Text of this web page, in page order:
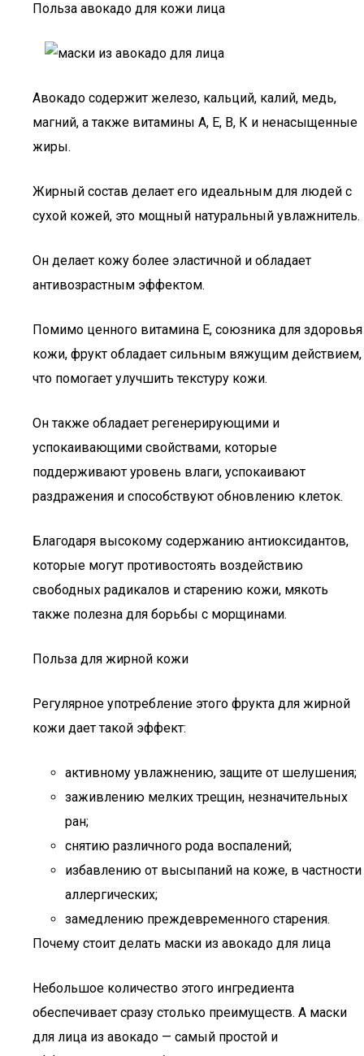
Польза авокадо для кожи лица
Авокадо содержит железо, кальций, калий, медь,
магний, а также витамины А, Е, В, К и ненасыщенные
жиры.
Жирный состав делает его идеальным для людей с
сухой кожей, это мощный натуральный увлажнитель.
Он делает кожу более эластичной и обладает
антивозрастным эффектом.
Помимо ценного витамина Е, союзника для здоровья
кожи, фрукт обладает сильным вяжущим действием,
что помогает улучшить текстуру кожи.
Он также обладает регенерирующими и
успокаивающими свойствами, которые
поддерживают уровень влаги, успокаивают
раздражения и способствуют обновлению клеток.
Благодаря высокому содержанию антиоксидантов,
которые могут противостоять воздействию
свободных радикалов и старению кожи, мякоть
также полезна для борьбы с морщинами.
Польза для жирной кожи
Регулярное употребление этого фрукта для жирной
кожи дает такой эффект:
активному увлажнению, защите от шелушения;
заживлению мелких трещин, незначительных
ран;
снятию различного рода воспалений;
избавлению от высыпаний на коже, в частности
аллергических;
замедлению преждевременного старения.
Почему стоит делать маски из авокадо для лица
Небольшое количество этого ингредиента
обеспечивает сразу столько преимуществ. А маски
для лица из авокадо — самый простой и